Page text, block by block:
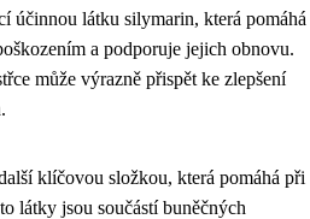
účinnou látku silymarin, která pomáhá
a podporuje jejich obnovu.
může výrazně přispět ke zlepšení
klíčovou složkou, která pomáhá při
látky jsou součástí buněčných